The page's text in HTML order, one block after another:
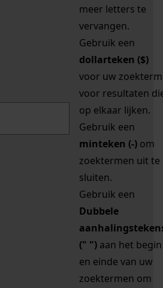
meer letters te
vervangen.
Gebruik een
dollarteken ($)
voor uw zoekterm
voor resultaten
op elkaar lijken.
Gebruik een
minteken (-) om
zoektermen uit te
sluiten.
Gebruik een
Dubbele
(" ") aan het begin
en einde van uw
zoektermen om